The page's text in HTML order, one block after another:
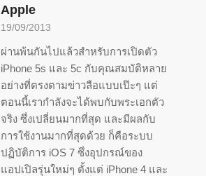
Apple
19/09/2013
ผ่านพ้นกันไปแล้วสำหรับการเปิดตัว
iPhone 5s และ 5c กับคุณสมบัติหลาย
อย่างที่ตรงตามข่าวลือแบบเป๊ะๆ แต่
ตอนนี้เรากำลังจะได้พบกับพระเอกตัว
จริง ซึ่งเปลี่ยนมากที่สุด และมีผลกับ
การใช้งานมากที่สุดด้วย ก็คือระบบ
ปฏิบัติการ iOS 7 ซึ่งอุปกรณ์ของ
แอปเปิลรุ่นใหม่ๆ ตั้งแต่ iPhone 4 และ